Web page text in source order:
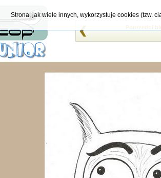
Strona, jak wiele innych, wykorzystuje cookies (tzw.